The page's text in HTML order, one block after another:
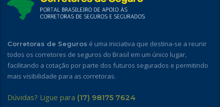
Corretoras de Seguros é uma iniciativa que destina-se a reunir
todos os corretores de seguros do Brasil em um único lugar,
facilitando a cotação por parte dos futuros segurados e permitindo
mais visibilidade para as corretoras.
Dúvidas? Ligue para (17) 98175 7624